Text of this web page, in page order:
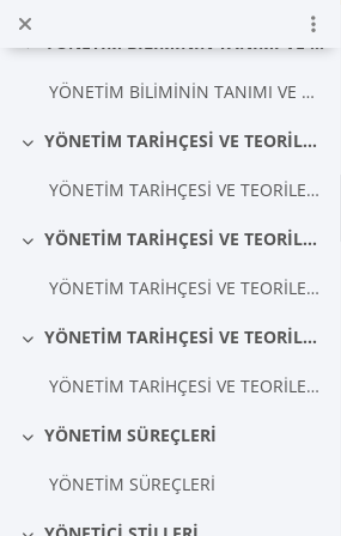
Ana içeriğe git
Daralt
YÖNETİM BİLİMİNİN TANIMI VE GELİŞİMİ
Daralt
YÖNETİM TARİHÇESİ VE TEORİLERİ-1
YÖNETİM TARİHÇESİ VE TEORİLERİ-1
Daralt
YÖNETİM TARİHÇESİ VE TEORİLERİ 2
YÖNETİM TARİHÇESİ VE TEORİLERİ 2
Daralt
YÖNETİM TARİHÇESİ VE TEORİLERİ 3
YÖNETİM TARİHÇESİ VE TEORİLERİ 3
Daralt
YÖNETİM SÜREÇLERİ
YÖNETİM SÜREÇLERİ